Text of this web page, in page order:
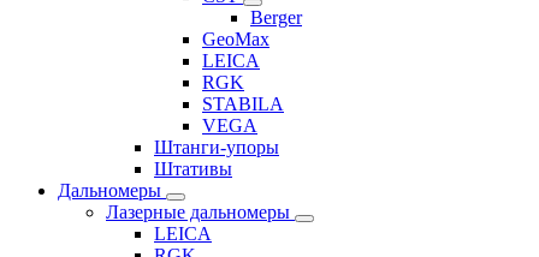
Berger
GeoMax
LEICA
RGK
STABILA
VEGA
Штанги-упоры
Штативы
Дальномеры
Лазерные дальномеры
LEICA